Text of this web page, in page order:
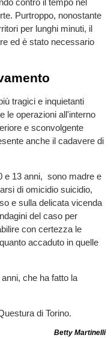
contro il tempo nel
Purtroppo, nonostante
per lunghi minuti, il
ed è stato necessario
tragici e inquietanti
le operazioni all'interno
e sconvolgente
anche il cadavere di
e 13 anni, sono madre e
di omicidio suicidio,
e sulla delicata vicenda
del caso per
con certezza le
accaduto in quelle
che ha fatto la
di Torino.
Betty Martinelli